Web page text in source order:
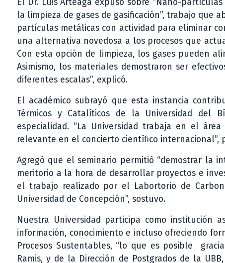
El Dr. Luis Arteaga expuso sobre “Nano-
la limpieza de gases de gasificación”, trabajo
partículas metálicas con actividad para eliminar
una alternativa novedosa a los procesos que
Con esta opción de limpieza, los gases pueden
Asimismo, los materiales demostraron ser
diferentes escalas”, explicó.
El académico subrayó que esta instancia
Térmicos y Catalíticos de la Universidad del
especialidad. “La Universidad trabaja en el
relevante en el concierto científico internacional”,
Agregó que el seminario permitió “demostrar la
meritorio a la hora de desarrollar proyectos e
el trabajo realizado por el Labortorio de
Universidad de Concepción”, sostuvo.
Nuestra Universidad participa como
información, conocimiento e incluso ofreciendo
Procesos Sustentables, “lo que es posible
Ramis, y de la Dirección de Postgrados de la